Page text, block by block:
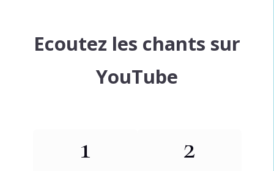
Ecoutez les chants sur
YouTube
1 2